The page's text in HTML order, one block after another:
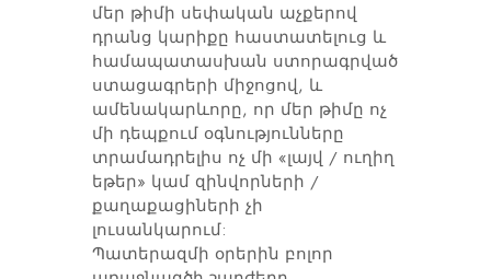
մեր թիմի սեփական աչքերով
դրանց կարիքը հաստատելուց և
համապատասխան ստորագրված
ստացագրերի միջոցով, և
ամենակարևորը, որ մեր թիմը ոչ
մի դեպքում օգնությունները
տրամադրելիս ոչ մի «լայվ / ուղիղ
եթեր» կամ զինվորների /
քաղաքացիների չի
լուսանկարում:
Պատերազմի օրերին բոլոր